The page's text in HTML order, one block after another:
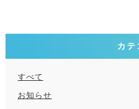
カテ
すべて
お知らせ